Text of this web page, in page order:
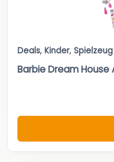
Deals, Kinder, Spielzeug
Barbie Dream